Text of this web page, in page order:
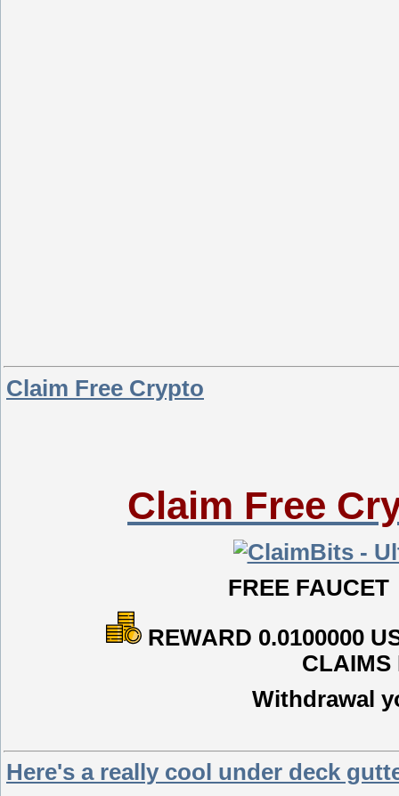
Claim Free Crypto
Claim Free
FREE FAUC
REWARD 0.0100000
CLAIMS
Withdrawal
Here's a really cool under deck